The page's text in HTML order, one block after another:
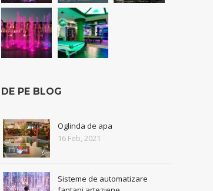
DE PE BLOG
Oglinda de apa
16 Feb, 2021
Sisteme de automatizare